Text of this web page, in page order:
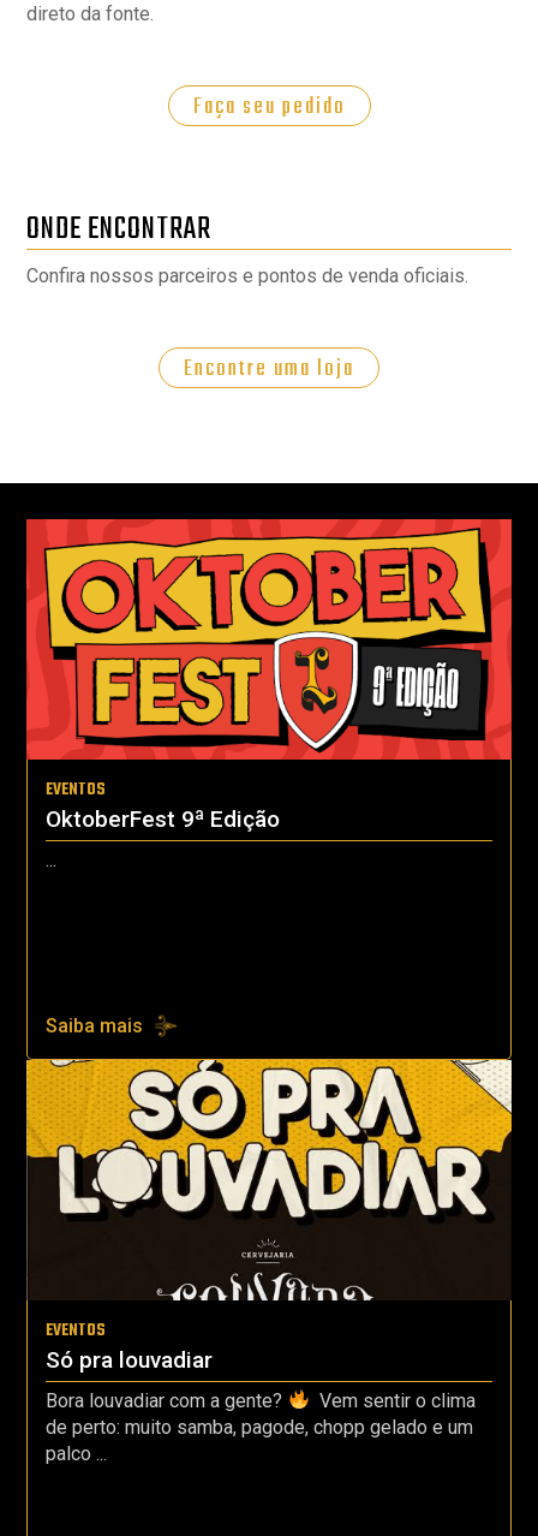
direto da fonte.
Faça seu pedido
ONDE ENCONTRAR
Confira nossos parceiros e pontos de venda oficiais.
Encontre uma loja
EVENTOS
OktoberFest 9ª Edição
...
Saiba mais
EVENTOS
Só pra louvadiar
Bora louvadiar com a gente?
Vem sentir o clima
de perto: muito samba, pagode, chopp gelado e um
palco ...